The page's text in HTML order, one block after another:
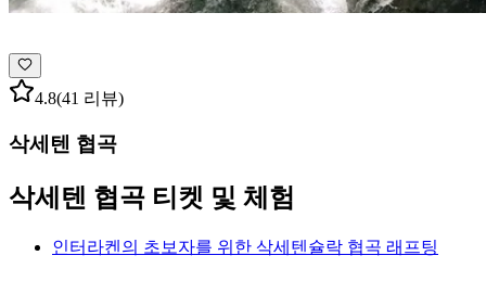
4.8(41 리뷰)
삭세텐 협곡
삭세텐 협곡 티켓 및 체험
인터라켄의 초보자를 위한 삭세텐슐락 협곡 래프팅